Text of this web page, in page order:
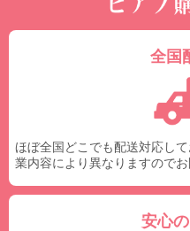
全国
ほぼ全国どこでも配送対応し
業内容により異なりますのでお
安心